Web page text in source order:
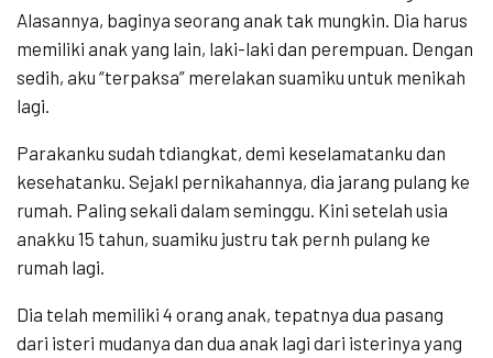
Alasannya, baginya seorang anak tak mungkin. Dia harus
memiliki anak yang lain, laki-laki dan perempuan. Dengan
sedih, aku “terpaksa” merelakan suamiku untuk menikah
lagi.
Parakanku sudah tdiangkat, demi keselamatanku dan
kesehatanku. Sejakl pernikahannya, dia jarang pulang ke
rumah. Paling sekali dalam seminggu. Kini setelah usia
anakku 15 tahun, suamiku justru tak pernh pulang ke
rumah lagi.
Dia telah memiliki 4 orang anak, tepatnya dua pasang
dari isteri mudanya dan dua anak lagi dari isterinya yang